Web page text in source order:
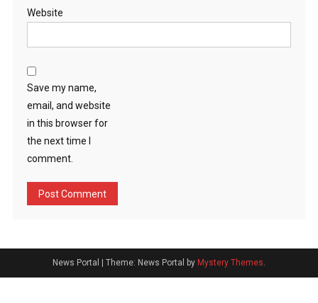
Website
Save my name,
email, and website
in this browser for
the next time I
comment.
News Portal Theme: News Portal by Mystery Themes.